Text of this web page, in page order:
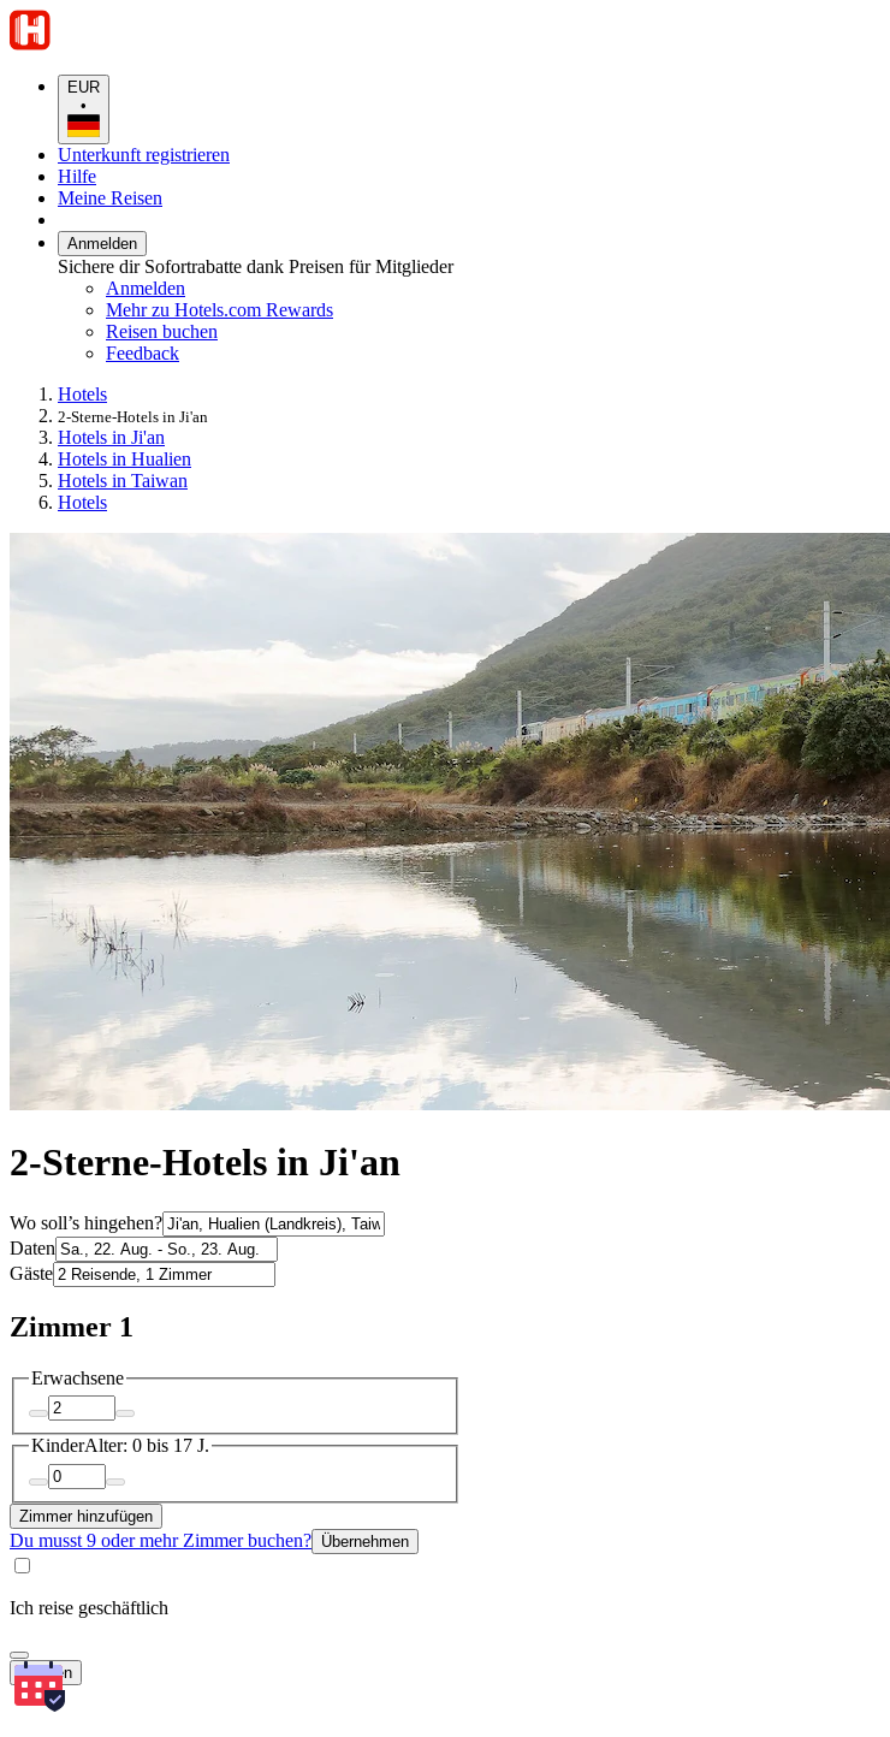
EUR
•
Unterkunft registrieren
Hilfe
Meine Reisen
Anmelden
Sichere dir Sofortrabatte dank Preisen für Mitglieder
Anmelden
Mehr zu Hotels.com Rewards
Reisen buchen
Feedback
Hotels
2-Sterne-Hotels in Ji'an
Hotels in Ji'an
Hotels in Hualien
Hotels in Taiwan
Hotels
2-Sterne-Hotels in Ji'an
Wo soll’s hingehen?
Daten
Gäste
Zimmer 1
Erwachsene
KinderAlter: 0 bis 17 J.
Zimmer hinzufügen
Du musst 9 oder mehr Zimmer buchen? Übernehmen
Ich reise geschäftlich
Suchen